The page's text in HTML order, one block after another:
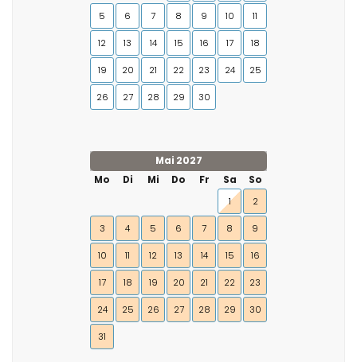
5 6 7 8 9 10 11
12 13 14 15 16 17 18
19 20 21 22 23 24 25
26 27 28 29 30
Mai 2027
Mo
Di Mi Do Fr Sa
So
1
2
3 4 5 6 7 8 9
10 11 12 13 14 15 16
17 18 19 20 21 22 23
24 25 26 27 28 29 30
31